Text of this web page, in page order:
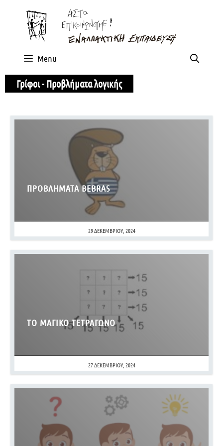
content
Menu
Γρίφοι - Προβλήματα λογικής
29 ΔΕΚΕΜΒΡΊΟΥ, 2024
ΠΡΟΒΛΉΜΑΤΑ BEBRAS
27 ΔΕΚΕΜΒΡΊΟΥ, 2024
ΤΟ ΜΑΓΙΚΌ ΤΕΤΡΆΓΩΝΟ